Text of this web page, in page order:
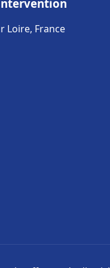
Loire, France